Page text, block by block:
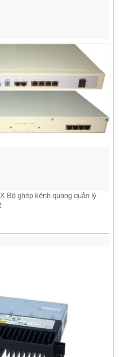
Bộ ghép kênh quang quản lý